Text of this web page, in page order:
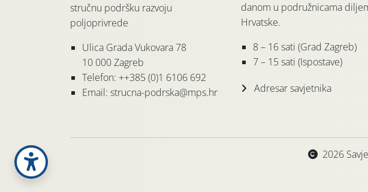
stručnu podršku razvoju
poljoprivrede
Ulica Grada Vukovara 78
10 000 Zagreb
Telefon: ++385 (0)1 6106 692
Email: strucna-podrska@mps.hr
danom u podružnicama
Hrvatske.
8 – 16 sati (Grad Zagreb)
7 – 15 sati (Ispostave)
Adresar savjetnika
2026